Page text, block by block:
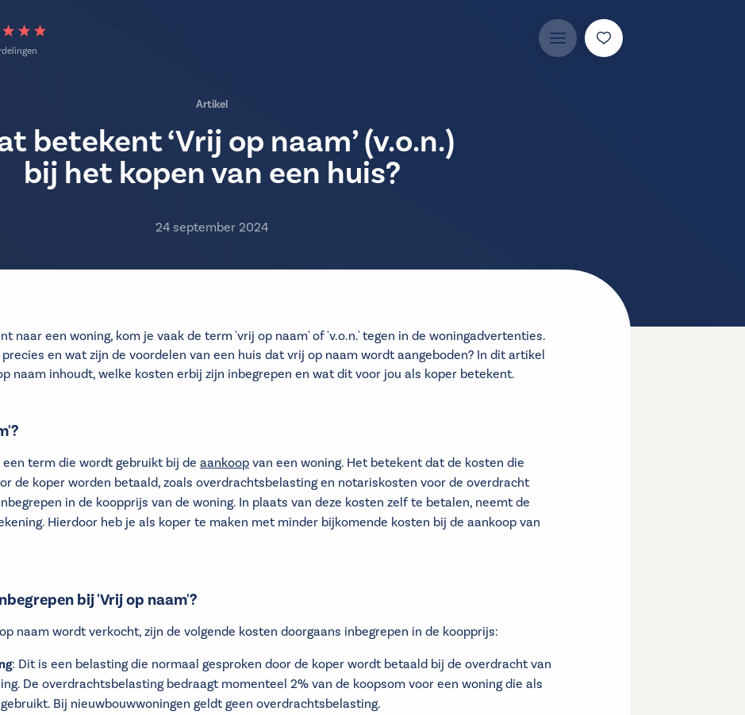
Artikel
betekent ‘Vrij op naam’ (v.o.n.)
bij het kopen van een huis?
24 september 2024
naar een woning, kom je vaak de term 'vrij op naam' of 'v.o.n.' tegen in de woningadvertenties.
en wat zijn de voordelen van een huis dat vrij op naam wordt aangeboden? In dit artikel
naam inhoudt, welke kosten erbij zijn inbegrepen en wat dit voor jou als koper betekent.
een term die wordt gebruikt bij de aankoop van een woning. Het betekent dat de kosten die
de koper worden betaald, zoals overdrachtsbelasting en notariskosten voor de overdracht
in de koopprijs van de woning. In plaats van deze kosten zelf te betalen, neemt de
Hierdoor heb je als koper te maken met minder bijkomende kosten bij de aankoop van
bij 'Vrij op naam'?
naam wordt verkocht, zijn de volgende kosten doorgaans inbegrepen in de koopprijs:
: Dit is een belasting die normaal gesproken door de koper wordt betaald bij de overdracht van
De overdrachtsbelasting bedraagt momenteel 2% van de koopsom voor een woning die als
Bij nieuwbouwwoningen geldt geen overdrachtsbelasting.